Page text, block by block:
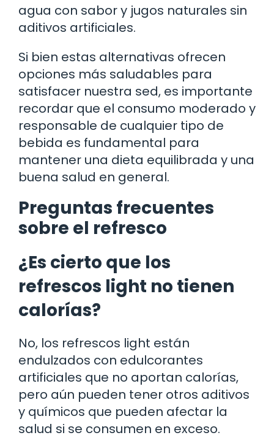
agua con sabor y jugos naturales sin
aditivos artificiales.
Si bien estas alternativas ofrecen
opciones más saludables para
satisfacer nuestra sed, es importante
recordar que el consumo moderado y
responsable de cualquier tipo de
bebida es fundamental para
mantener una dieta equilibrada y una
buena salud en general.
Preguntas frecuentes
sobre el refresco
¿Es cierto que los
refrescos light no tienen
calorías?
No, los refrescos light están
endulzados con edulcorantes
artificiales que no aportan calorías,
pero aún pueden tener otros aditivos
y químicos que pueden afectar la
salud si se consumen en exceso.